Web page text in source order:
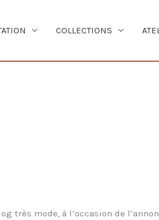
COLLECTIONS
très mode, à l’occasion de